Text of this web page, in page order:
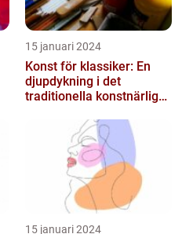
15 januari 2024
Konst för klassiker: En
djupdykning i det
traditionella konstnärliga
15 januari 2024